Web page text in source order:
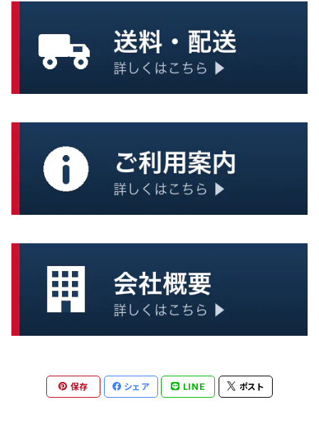
浄水・給水
炊き出し
一般調理器具
おかず
保存 シェア LINE ポスト